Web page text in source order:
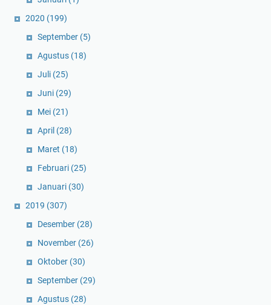
2020 (199)
September (5)
Agustus (18)
Juli (25)
Juni (29)
Mei (21)
April (28)
Maret (18)
Februari (25)
Januari (30)
2019 (307)
Desember (28)
November (26)
Oktober (30)
September (29)
Agustus (28)